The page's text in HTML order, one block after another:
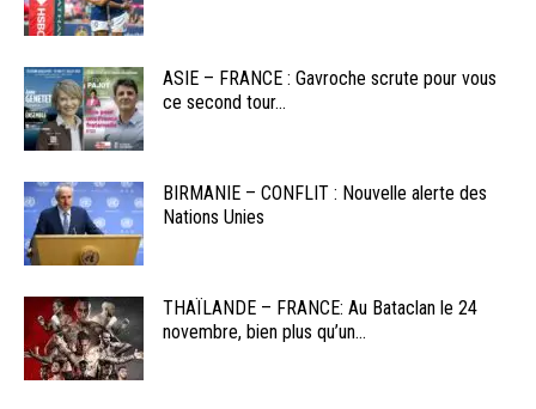
ASIE – FRANCE : Gavroche scrute pour vous
ce second tour...
BIRMANIE – CONFLIT : Nouvelle alerte des
Nations Unies
THAÏLANDE – FRANCE: Au Bataclan le 24
novembre, bien plus qu’un...